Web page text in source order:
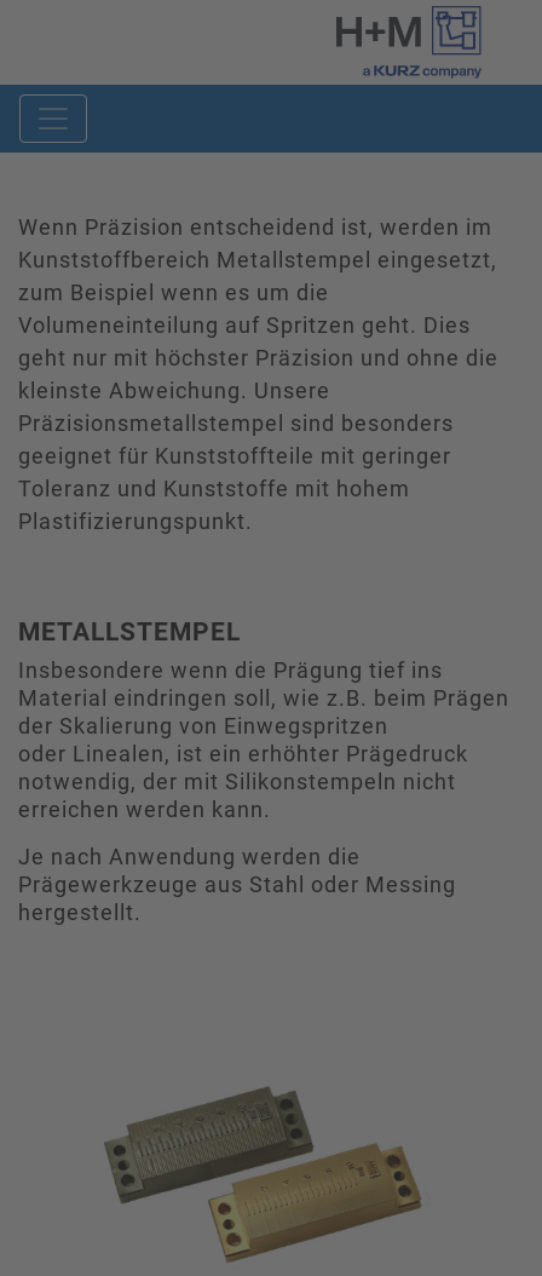
Wenn Präzision entscheidend ist, werden im
Kunststoffbereich Metallstempel eingesetzt,
zum Beispiel wenn es um die
Volumeneinteilung auf Spritzen geht. Dies
geht nur mit höchster Präzision und ohne die
kleinste Abweichung. Unsere
Präzisionsmetallstempel sind besonders
geeignet für Kunststoffteile mit geringer
Toleranz und Kunststoffe mit hohem
Plastifizierungspunkt.
METALLSTEMPEL
Insbesondere wenn die Prägung tief ins
Material eindringen soll, wie z.B. beim Prägen
der Skalierung von Einwegspritzen
oder Linealen, ist ein erhöhter Prägedruck
notwendig, der mit Silikonstempeln nicht
erreichen werden kann.
Je nach Anwendung werden die
Prägewerkzeuge aus Stahl oder Messing
hergestellt.